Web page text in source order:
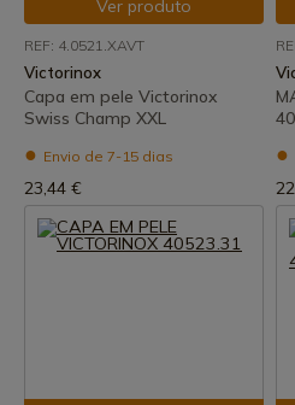
Ver produto
REF: 4.0521.XAVT
Victorinox
Capa em pele Victorinox
Swiss Champ XXL
Envio de 7-15 dias
23,44 €